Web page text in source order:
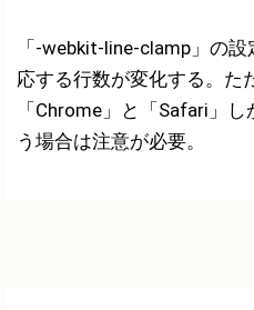
「-webkit-line-clamp」の
応する行数が変化する。た
「Chrome」と「Safari」
う場合は注意が必要。